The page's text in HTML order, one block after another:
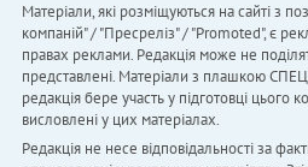
Матеріали, які розміщуються на сайті з
компаній" / "Пресреліз" / "Promoted", є
правах реклами. Редакція може не
представлені. Матеріали з плашкою
редакція бере участь у підготовці цього
висловлені у цих матеріалах.
Редакція не несе відповідальності за